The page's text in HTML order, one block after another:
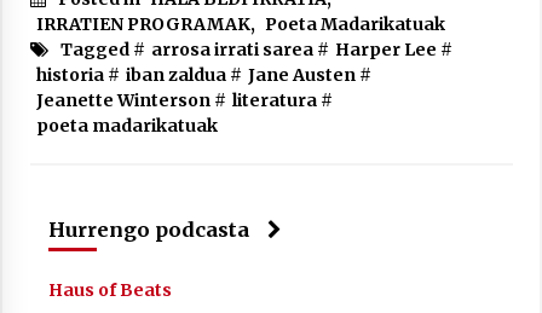
IRRATIEN PROGRAMAK, Poeta Madarikatuak
Tagged # arrosa irrati sarea# Harper Lee #
historia# iban zaldua# Jane Austen#
Jeanette Winterson# literatura#
poeta madarikatuak
Hurrengo podcasta
Haus of Beats